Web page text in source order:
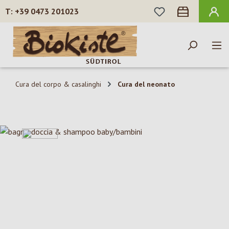
Passa al contenuto principale
+39 0473 201023
HAI 0 ARTICOLI
Cura del corpo & casalinghi Cura del neonato
Salta la galleria di immagini